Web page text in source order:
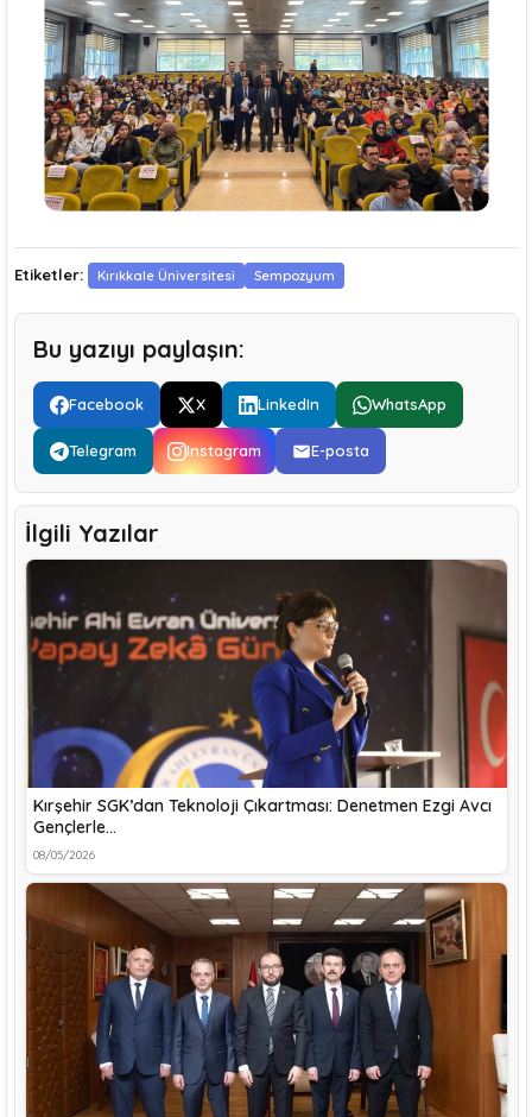
Etiketler: Kırıkkale Üniversitesi Sempozyum
Bu yazıyı paylaşın:
Facebook X LinkedIn WhatsApp
Telegram Instagram E-posta
İlgili Yazılar
Kırşehir SGK’dan Teknoloji Çıkartması: Denetmen Ezgi Avcı
Gençlerle…
08/05/2026